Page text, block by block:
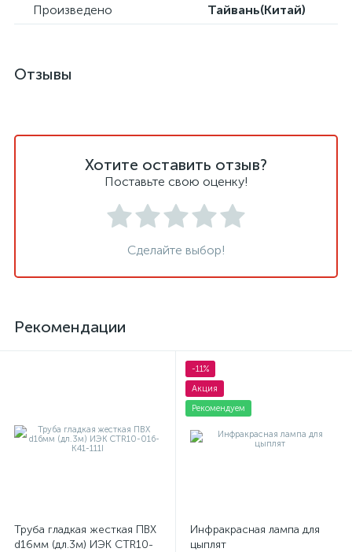
Произведено
Тайвань(Китай)
Отзывы
Хотите оставить отзыв?
Поставьте свою оценку!
Сделайте выбор!
Рекомендации
Труба гладкая жесткая ПВХ
d16мм (дл.3м) ИЭК CTR10-
-11%
Акция
Рекомендуем
Инфракрасная лампа для
цыплят